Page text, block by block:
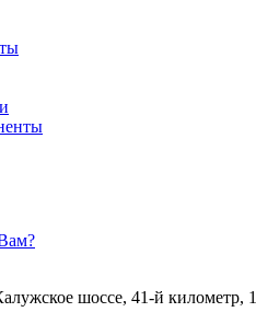
шоссе, 41-й километр,